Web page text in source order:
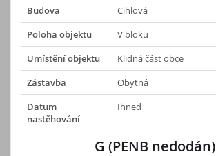
Budova
Cihlová
Poloha objektu
V bloku
Umístění objektu
Klidná část obce
Zástavba
Obytná
Datum
nastěhování
Ihned
G (PENB nedodán)